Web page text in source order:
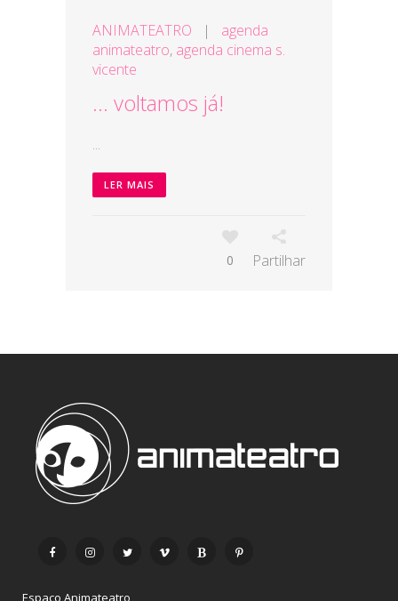
ANIMATEATRO | agenda
animateatro, agenda cinema s.
vicente
… voltamos já!
...
LER MAIS
0 Partilhar
Espaço Animateatro